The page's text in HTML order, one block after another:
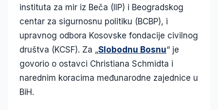
instituta za mir iz Beča (IIP) i Beogradskog
centar za sigurnosnu politiku (BCBP), i
upravnog odbora Kosovske fondacije civilnog
društva (KCSF). Za „Slobodnu Bosnu“ je
govorio o ostavci Christiana Schmidta i
narednim koracima međunarodne zajednice u
BiH.